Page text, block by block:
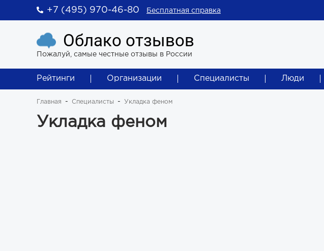
+7 (495) 970-46-80 Бесплатная справка
Облако отзывов
Пожалуй, самые честные отзывы в России
Рейтинги Организации Специалисты Люди
Главная Специалисты Укладка феном
Укладка феном